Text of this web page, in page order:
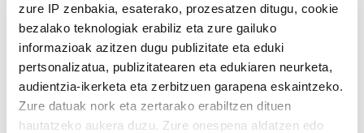
zure IP zenbakia, esaterako, prozesatzen ditugu, cookie
bezalako teknologiak erabiliz eta zure gailuko
informazioak azitzen dugu publizitate eta eduki
pertsonalizatua, publizitatearen eta edukiaren neurketa,
audientzia-ikerketa eta zerbitzuen garapena eskaintzeko.
Zure datuak nork eta zertarako erabiltzen dituen
hautatzeko aukera duzu. Zure onespena aldatzen edo